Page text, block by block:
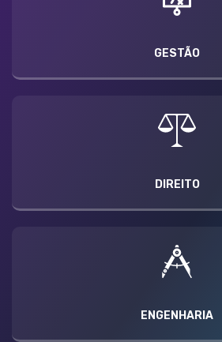
GESTÃO
DIREITO
ENGENHARIA